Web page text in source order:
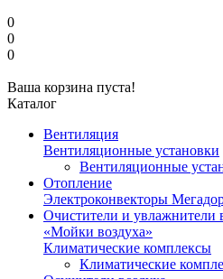
0
0
0
Ваша корзина пуста!
Каталог
Вентиляция
Вентиляционные установки
Вентиляционные
Отопление
Электроконвекторы
Очистители и увлажнители
«Мойки воздуха»
Климатические комплексы
Климатические